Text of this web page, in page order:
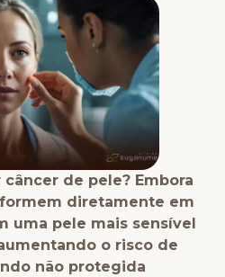
de pele? Embora
diretamente em
uma pele mais sensível
o risco de
não protegida